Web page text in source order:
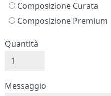
Composizione Curata
Composizione Premium
Quantità
Messaggio e firma
Messaggio